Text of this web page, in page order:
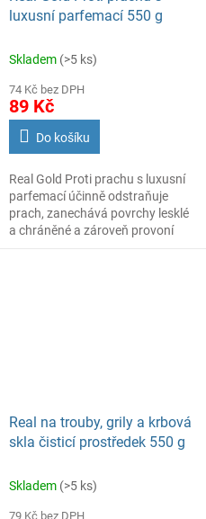
luxusní parfemací 550 g
Skladem (>5 ks)
74 Kč bez DPH
89 Kč
Do košíku
Real Gold Proti prachu s luxusní
parfemací účinně odstraňuje
prach, zanechává povrchy lesklé
a chráněné a zároveň provoní
Real na trouby, grily a krbová
skla čisticí prostředek 550 g
Skladem (>5 ks)
79 Kč bez DPH